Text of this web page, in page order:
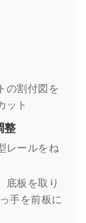
の割付図を
ット
整
レールをね
底板を取り
手を前板に